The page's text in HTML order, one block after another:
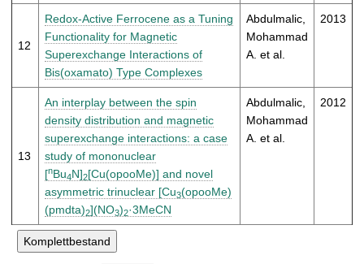
12
Redox-Active Ferrocene as a Tuning
Functionality for Magnetic
Superexchange Interactions of
Bis(oxamato) Type Complexes
Abdulmalic,
Mohammad
A. et al.
2013
13
An interplay between the spin
density distribution and magnetic
superexchange interactions: a case
study of mononuclear
[nBu4N]2[Cu(opooMe)] and novel
asymmetric trinuclear [Cu3(opooMe)
(pmdta)2](NO3)2·3MeCN
Abdulmalic,
Mohammad
A. et al.
2012